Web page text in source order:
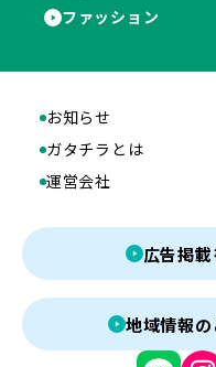
ファッション
お知らせ
ガタチラとは
運営会社
広告掲
地域情報